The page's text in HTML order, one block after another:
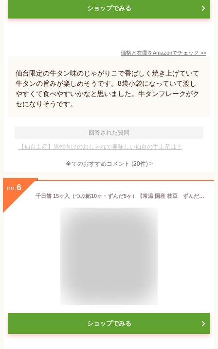
ショップでみる
価格と在庫をAmazonでチェック >>
仙台限定の牛タン味のじゃがりこで香ばしく焼き上げていて
牛タンの旨みが楽しめそうです。8袋小袋になっていて渡し
やすくて食べやすいかなと思いました。牛タンフレークがク
セになりそうです。
回答された質問
【仙台土産】男性向けのおしゃれで美味しい仙台の手土産は？
全てのおすすめコメント (20件) >
no. 6
千日餅 15ヶ入（つぶ餡10ヶ・ずんだ5ヶ）【常温 国産 枝豆 ずんだあん 小豆 餡 お取り寄せ スイーツ 仙台 お礼 お返し ご挨拶 ギフト 詰め合わせ プレゼント 贈答 個包装 お土産 宮城 老舗 内祝い 出産祝い 和菓子】
ショップでみる